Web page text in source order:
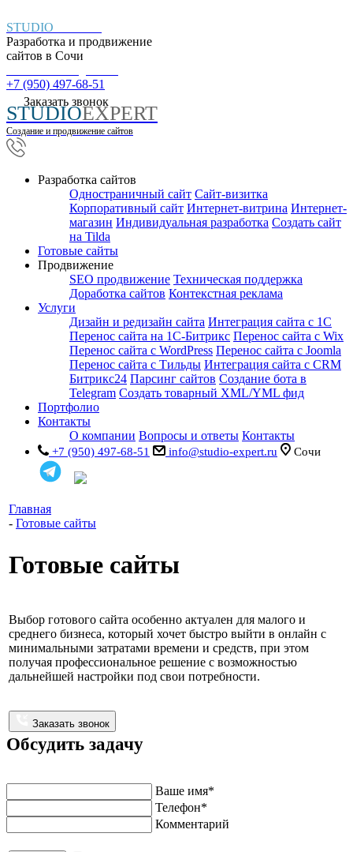
STUDIO
Разработка и продвижение
сайтов в Сочи
+7 (950) 497-68-51
Заказать звонок
STUDIOEXPERT
Создание и продвижение сайтов
Разработка сайтов
Одностраничный сайт Cайт-визитка
Корпоративный сайт Интернет-витрина Интернет-
магазин Индивидуальная разработка Создать сайт
на Tilda
Готовые сайты
Продвижение
SEO продвижение Техническая поддержка
Доработка сайтов Контекстная реклама
Услуги
Дизайн и редизайн сайта Интеграция сайта с 1С
Перенос сайта на 1С-Битрикс Перенос сайта с Wix
Перенос сайта с WordPress Перенос сайта с Joomla
Перенос сайта с Тильды Интеграция сайта с CRM
Битрикс24 Парсинг сайтов Создание бота в
Telegram Создать товарный XML/YML фид
Портфолио
Контакты
О компании Вопросы и ответы Контакты
+7 (950) 497-68-51 info@studio-expert.ru Сочи
Главная
- Готовые сайты
Готовые сайты
Выбор готового сайта особенно актуален для малого и
среднего бизнеса, который хочет быстро выйти в онлайн с
минимальными затратами времени и средств, при этом
получая профессиональное решение с возможностью
дальнейшей настройки под свои потребности.
Заказать звонок
Обсудить задачу
Ваше имя*
Телефон*
Комментарий